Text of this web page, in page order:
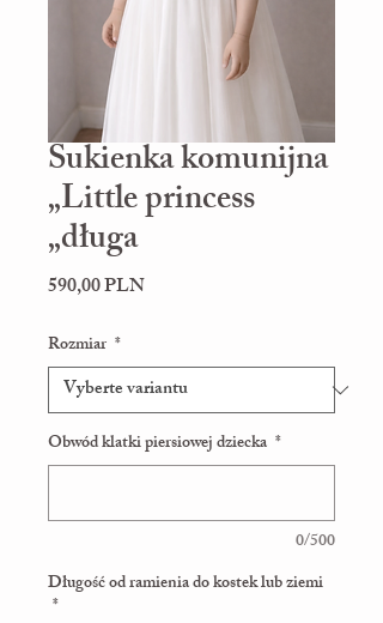
Sukienka komunijna
„Little princess
„długa
590,00 PLNCena
Rozmiar *
Obwód klatki piersiowej dziecka *
0/500
Długość od ramienia do kostek lub ziemi
*